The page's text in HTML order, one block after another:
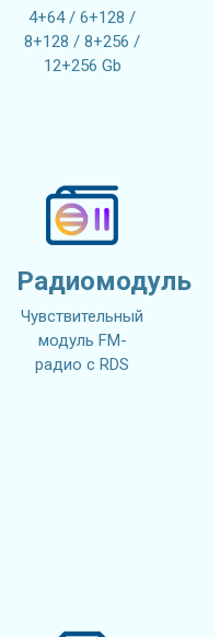
4+64 / 6+128 /
8+128 / 8+256 /
12+256 Gb
Радиомодуль
Чувствительный
модуль FM-
радио с RDS